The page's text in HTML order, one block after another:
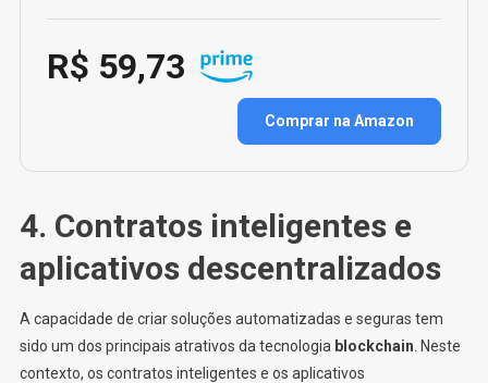
R$ 59,73
Comprar na Amazon
4. Contratos inteligentes e
aplicativos descentralizados
A capacidade de criar soluções automatizadas e seguras tem
sido um dos principais atrativos da tecnologia blockchain . Neste
contexto, os contratos inteligentes e os aplicativos